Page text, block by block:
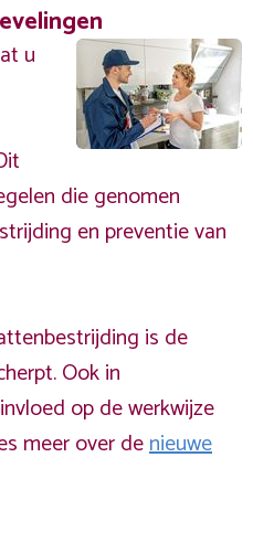
u
die genomen
en preventie van
is de
Ook in
op de werkwijze
meer over denieuwe